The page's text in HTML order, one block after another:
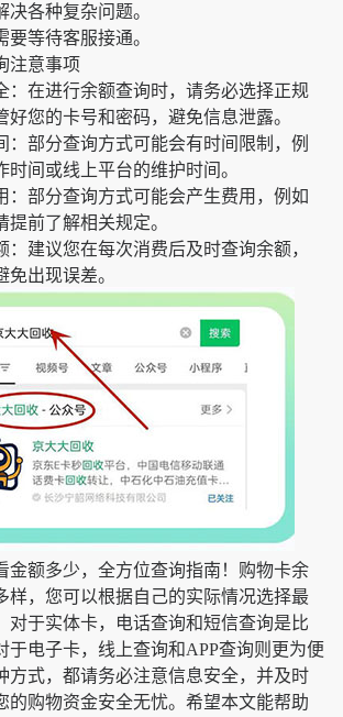
各种复杂问题。
等待客服接通。
意事项
在进行余额查询时，请务必选择正规
好您的卡号和密码，避免信息泄露。
部分查询方式可能会有时间限制，例
时间或线上平台的维护时间。
部分查询方式可能会产生费用，例如
前了解相关规定。
建议您在每次消费后及时查询余额，
出现误差。
额多少，全方位查询指南！购物卡余
样，您可以根据自己的实际情况选择最
对于实体卡，电话查询和短信查询是比
于电子卡，线上查询和APP查询则更为便
方式，都请务必注意信息安全，并及时
的购物资金安全无忧。希望本文能帮助